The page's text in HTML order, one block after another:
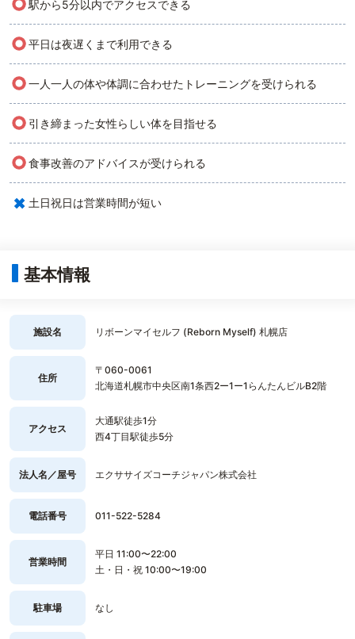
駅から5分以内でアクセスできる
○平日は夜遅くまで利用できる
○一人一人の体や体調に合わせたトレーニングを受けられる
○ 引き締まった女性らしい体を目指せる
○食事改善のアドバイスが受けられる
× 土日祝日は営業時間が短い
基本情報
施設名 リボーンマイセルフ (Reborn Myself) 札幌店
住所
〒060-0061
北海道札幌市中央区南1条西2ー1ー1らんたんビルB2階
アクセス
大通駅徒歩1分
西4丁目駅徒歩5分
法人名／屋号 エクササイズコーチジャパン株式会社
電話番号 011-522-5284
営業時間
平日 11:00〜22:00
土・日・祝 10:00〜19:00
駐車場 なし